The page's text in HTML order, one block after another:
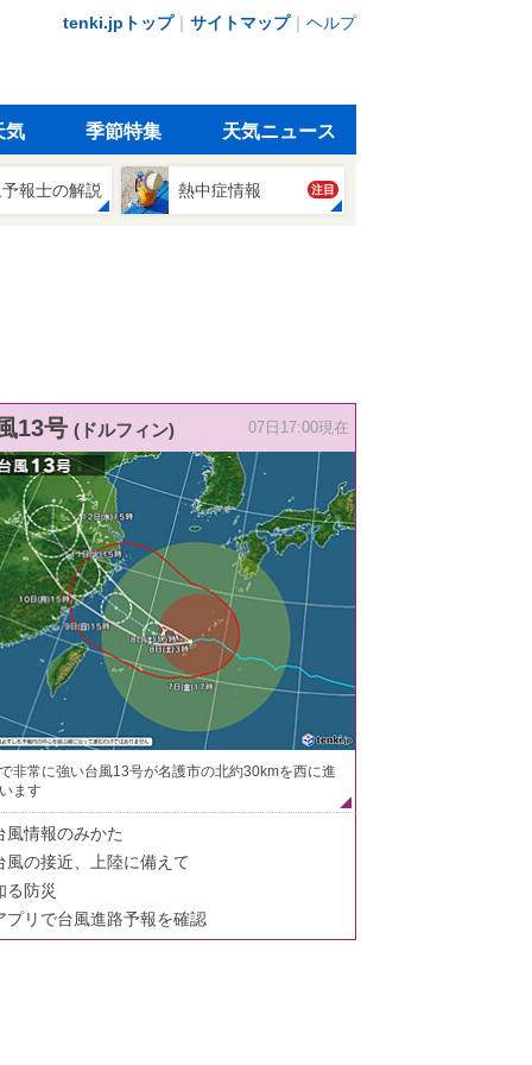
tenki.jpトップ｜ サイトマップ｜ ヘルプ
気 季節特集 天気ニュース
報士の解説 熱中症情報 注目
13号 (ドルフィン) 07日17:00現在
非常に強い台風13号が名護市の北約30kmを西に進
ます
風情報のみかた
風の接近、上陸に備えて
る防災
プリで台風進路予報を確認